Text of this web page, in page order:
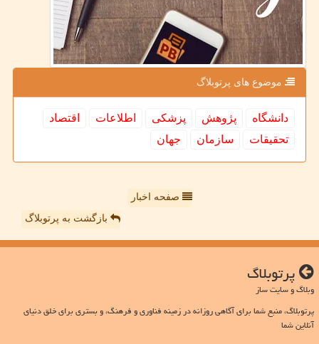
موضوع های پرتوبلاگ
دانشگاه پژوهش پزشكی اطلاعات
اقتصاد
تحقیقات
سازمان جهان
صفحه اخبار
بازگشت به پرتوبلاگ
پرتوبلاگ
وبلاگ و سایت ساز
پرتوبلاگ، منبع شما برای آگاهی روزانه در زمینه فناوری و فرهنگ، و بستری برای خلق دنیای
آنلاین شما